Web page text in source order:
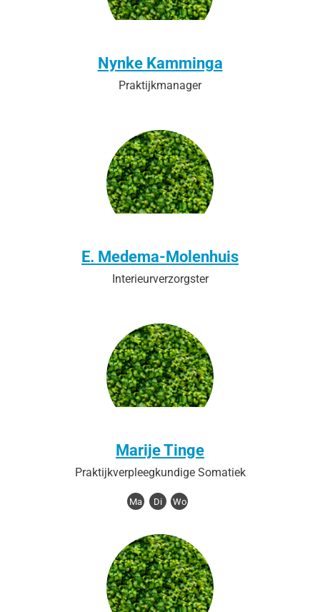
Nynke Kamminga
Praktijkmanager
E. Medema-Molenhuis
Interieurverzorgster
Marije Tinge
Praktijkverpleegkundige Somatiek
Ma Di Wo